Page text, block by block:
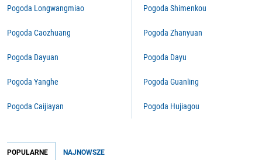
Pogoda Longwangmiao
Pogoda Caozhuang
Pogoda Dayuan
Pogoda Yanghe
Pogoda Caijiayan
Pogoda Shimenkou
Pogoda Zhanyuan
Pogoda Dayu
Pogoda Guanling
Pogoda Hujiagou
POPULARNE NAJNOWSZE